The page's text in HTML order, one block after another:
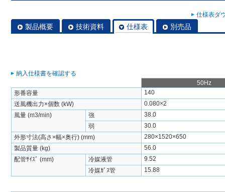
仕様表ダ
製品概要 技術資料 仕様表 別売品
納入仕様書を確認する
50Hz
形番容量
140
送風機出力×個数 (kW)
0.080×2
風量 (m3/min)
強
38.0
弱
30.0
外形寸法(高さ×幅×奥行) (mm)
280×1520×650
製品質量 (kg)
56.0
配管ｻｲｽﾞ (mm)
冷媒液管
9.52
冷媒ｶﾞｽ管
15.88